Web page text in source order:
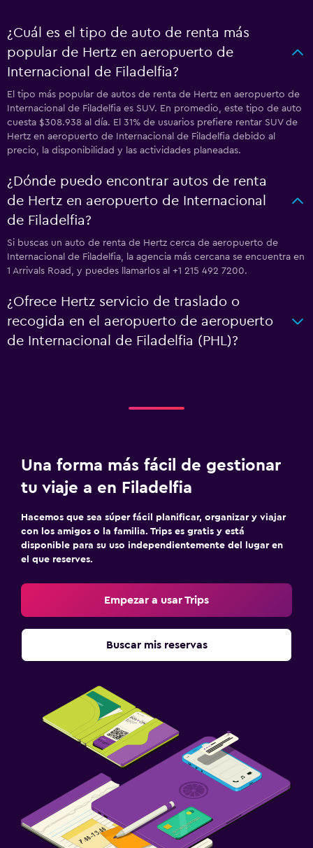
¿Cuál es el tipo de auto de renta más
popular de Hertz en aeropuerto de
Internacional de Filadelfia?
El tipo más popular de autos de renta de Hertz en aeropuerto de
Internacional de Filadelfia es SUV. En promedio, este tipo de auto
cuesta $308.938 al día. El 31% de usuarios prefiere rentar SUV de
Hertz en aeropuerto de Internacional de Filadelfia debido al
precio, la disponibilidad y las actividades planeadas.
¿Dónde puedo encontrar autos de renta
de Hertz en aeropuerto de Internacional
de Filadelfia?
Si buscas un auto de renta de Hertz cerca de aeropuerto de
Internacional de Filadelfia, la agencia más cercana se encuentra en
1 Arrivals Road, y puedes llamarlos al +1 215 492 7200.
¿Ofrece Hertz servicio de traslado o
recogida en el aeropuerto de aeropuerto
de Internacional de Filadelfia (PHL)?
Una forma más fácil de gestionar
tu viaje a en Filadelfia
Hacemos que sea súper fácil planificar, organizar y viajar
con los amigos o la familia. Trips es gratis y está
disponible para su uso independientemente del lugar en
el que reserves.
Empezar a usar Trips
Buscar mis reservas